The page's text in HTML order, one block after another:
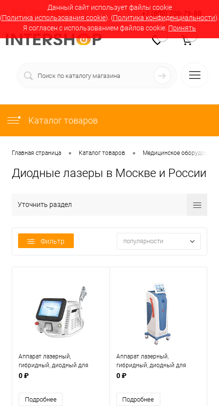
Данный сайт использует файлы cookie
(Политика использования cookie). (Политика конфиденциальности).
Я согласен с использованием файлов cookie. Принять
Вход Регистрация +7 (800) 200-79-88
Каталог товаров
Главная страница • Каталог товаров • Медицинское
Диодные лазеры в Москве и России
Уточнить раздел
Фильтр популярности
Аппарат лазерный,
гибридный, диодный для
удаления волос MBT Honor
принадлежностями.
0 ₽
Подробнее
Аппарат лазерный,
гибридный, диодный для
удаления волос MBT Honor
0 ₽
Подробнее